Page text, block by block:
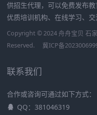
供招生代理，可以免费发布
优质培训机构、在线学习、交
Copyright © 2024 舟舟宝贝 石
Reserved.
冀ICP备
联系我们
合作或咨询可通过如下方式：
QQ：381046319